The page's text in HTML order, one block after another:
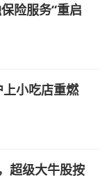
险服务“重启
上小吃店重燃
超级大牛股按